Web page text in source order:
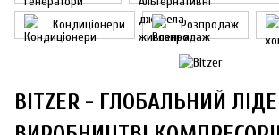
Кондиціонери Розпродаж
BITZER - ГЛОБАЛЬНИЙ